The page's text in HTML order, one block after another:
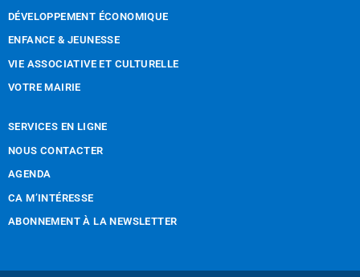
DÉVELOPPEMENT ÉCONOMIQUE
ENFANCE & JEUNESSE
VIE ASSOCIATIVE ET CULTURELLE
VOTRE MAIRIE
SERVICES EN LIGNE
NOUS CONTACTER
AGENDA
CA M’INTÉRESSE
ABONNEMENT À LA NEWSLETTER